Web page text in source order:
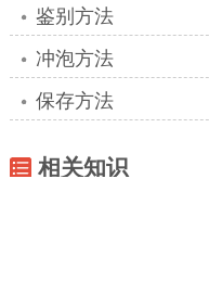
雅安藏茶展开阅读
历史沿革
制作工艺